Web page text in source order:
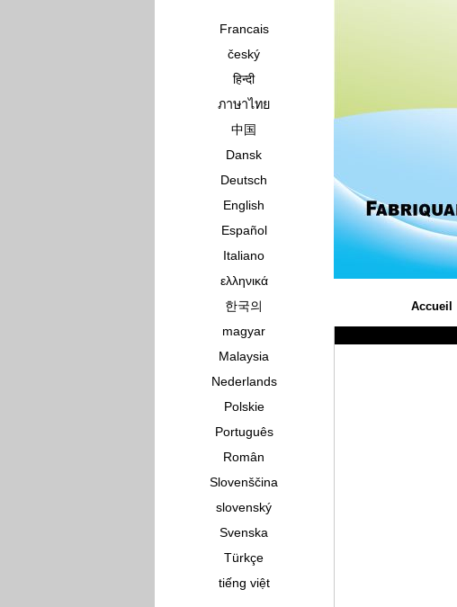
Francais
český
हिन्दी
ภาษาไทย
中国
Dansk
Deutsch
English
Español
Italiano
ελληνικά
한국의
magyar
Malaysia
Nederlands
Polskie
Português
Român
Slovenščina
slovenský
Svenska
Türkçe
tiếng việt
Accueil